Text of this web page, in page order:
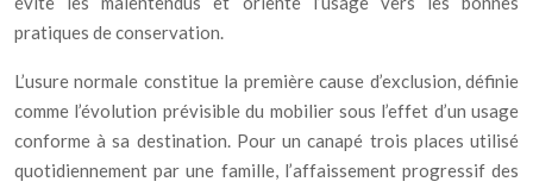
pratiques de conservation.
L’usure normale constitue la première cause d’exclusion, définie
comme l’évolution prévisible du mobilier sous l’effet d’un usage
conforme à sa destination. Pour un canapé trois places utilisé
quotidiennement par une famille, l’affaissement progressif des